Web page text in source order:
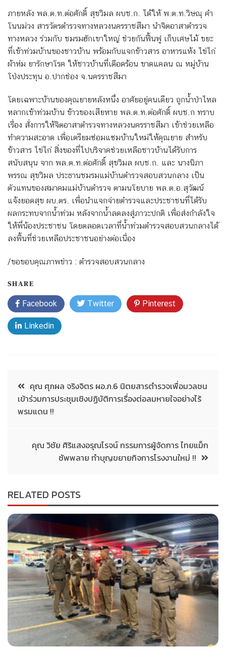
ภายหลัง พล.ต.ท.ต่อศักดิ์ สุขวิมล ผบช.ก. ได้ให้ พ.ต.ท.วิษณุ คำ
โนนม่วง สารวัตรตำรวจทางหลวงนครราชสีมา นำจิตอาสาตำรวจ
ทางหลวง ร่วมกับ ชมรมฮักเขาใหญ่ ช่วยกันฟื้นฟู เก็บเศษไม้ ขยะ
ที่เข้าท่วมบ้านของชาวบ้าน พร้อมกับแจกข้าวสาร อาหารแห้ง ไข่ไก่
ผ้าห่ม ยารักษาโรค ให้ชาวบ้านที่เดือดร้อน ขาดแคลน ณ หมู่บ้าน
โป่งประทุน อ.ปากช่อง จ.นครราชสีมา
โดยเฉพาะบ้านของคุณยายหลังหนึ่ง อาศัยอยู่คนเดียว ถูกน้ำป่าไหล
หลากเข้าท่วมบ้าน ข้าวของเสียหาย พล.ต.ท.ต่อศักดิ์ ผบช.ก ทราบ
เรื่อง สั่งการให้จิตอาสาตำรวจทางหลวงนครราชสีมา เข้าช่วยเหลือ
ทำความสะอาด เพื่อเตรียมซ่อมแซมบ้านใหม่ให้คุณยาย สำหรับ
ข้าวสาร ไข่ไก่ สิ่งของที่ไปบริจาคช่วยเหลือชาวบ้านได้รับการ
สนับสนุน จาก พล.ต.ท.ต่อศักดิ์ สุขวิมล ผบช.ก. และ นางนิภา
พรรณ สุขวิมล ประธานชมรมแม่บ้านตำรวจสอบสวนกลาง เป็น
ตัวแทนของสมาคมแม่บ้านตำรวจ ตามนโยบาย พล.ต.อ.สุวัฒน์
แจ้งยอดสุข ผบ.ตร. เพื่อนำแจกจ่ายตำรวจและประชาชนที่ได้รับ
ผลกระทบจากน้ำท่วม หลังจากน้ำลดลงสู่ภาวะปกติ เพื่อส่งกำลังใจ
ให้พี่น้องประชาชน โดยตลอดเวลาที่น้ำท่วมตำรวจสอบสวนกลางได้
ลงพื้นที่ช่วยเหลือประชาชนอย่างต่อเนื่อง
/ขอขอบคุณภาพข่าว : ตำรวจสอบสวนกลาง
SHARE
Facebook Twitter Pinterest
Linkedin
คุณ ศุภผล จริงจิตร ผอ.ภ.6 นิตยสารตำรวจเพื่อมวลชน
เข้าร่วมการประชุมเชิงปฏิบัติการเรื่องต่อลมหายใจอย่างไร้
พรมแดน !!
คุณ วิชัย ศิริแสงอรุณโรจน์ กรรมการผู้จัดการ ไทยแม็ก
ซัพพลาย ทำบุญขยายกิจการโรงงานใหม่ !!
RELATED POSTS